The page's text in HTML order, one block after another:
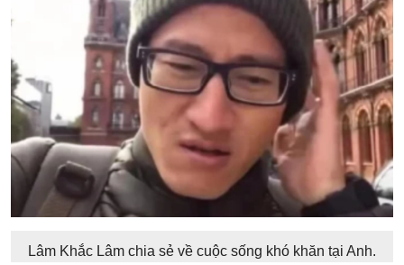
Lâm Khắc Lâm chia sẻ về cuộc sống khó khăn tại Anh.